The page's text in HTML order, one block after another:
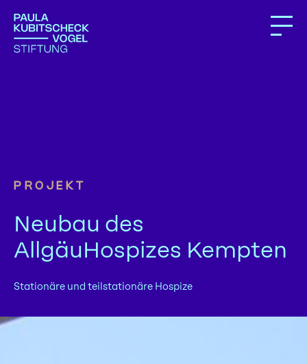
PROJEKT
Neubau des
AllgäuHospizes Kempten
Stationäre und teilstationäre Hospize